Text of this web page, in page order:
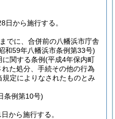
日から施行する。
でに、合併前の八幡浜市庁舎
和59年八幡浜市条例第33号)
関する条例(平成4年保内町
た処分、手続その他の行為
定によりなされたものとみ
条例第10号)
から施行する。